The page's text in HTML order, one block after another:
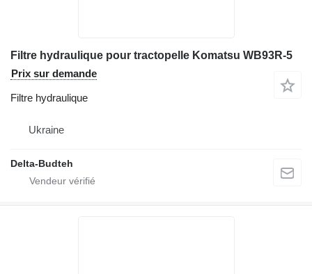
Filtre hydraulique pour tractopelle Komatsu WB93R-5
Prix sur demande
Filtre hydraulique
Ukraine
Delta-Budteh